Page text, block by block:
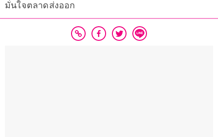
มั่นใจตลาดส่งออก